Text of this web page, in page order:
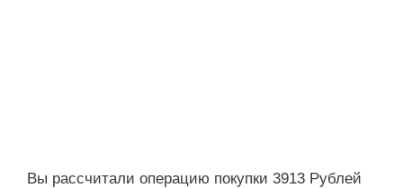
Вы рассчитали операцию покупки 3913 Рублей